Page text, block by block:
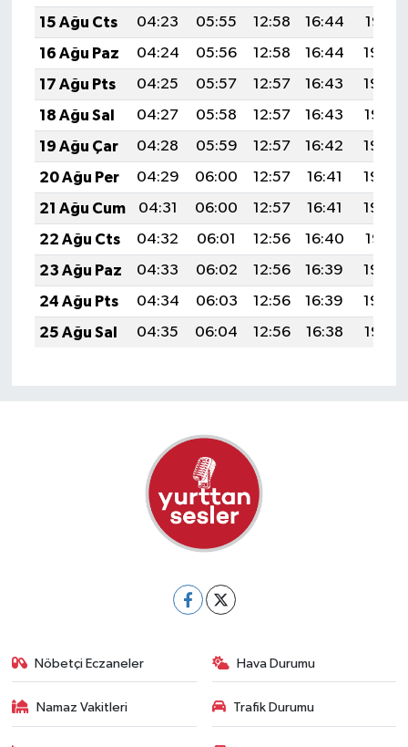
15 Ağu Cts
04:23 05:55 12:58 16:44
19:51
16 Ağu Paz
04:24 05:56 12:58 16:44
19:49
17 Ağu Pts
04:25 05:57 12:57 16:43
19:48
18 Ağu Sal
04:27 05:58 12:57 16:43
19:47
19 Ağu Çar
04:28 05:59 12:57 16:42
19:45
20 Ağu Per
04:29 06:00 12:57 16:41
19:44
21 Ağu Cum
04:31 06:00 12:57 16:41
19:43
22 Ağu Cts
04:32 06:01 12:56 16:40
19:41
23 Ağu Paz
04:33 06:02 12:56 16:39
19:40
24 Ağu Pts
04:34 06:03 12:56 16:39
19:39
25 Ağu Sal
04:35 06:04 12:56 16:38 19:37
Nöbetçi Eczaneler Hava Durumu
Namaz Vakitleri Trafik Durumu